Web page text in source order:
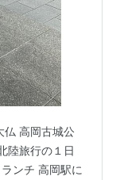
仏 高岡古城公
陸旅行の１日
ンチ 高岡駅に